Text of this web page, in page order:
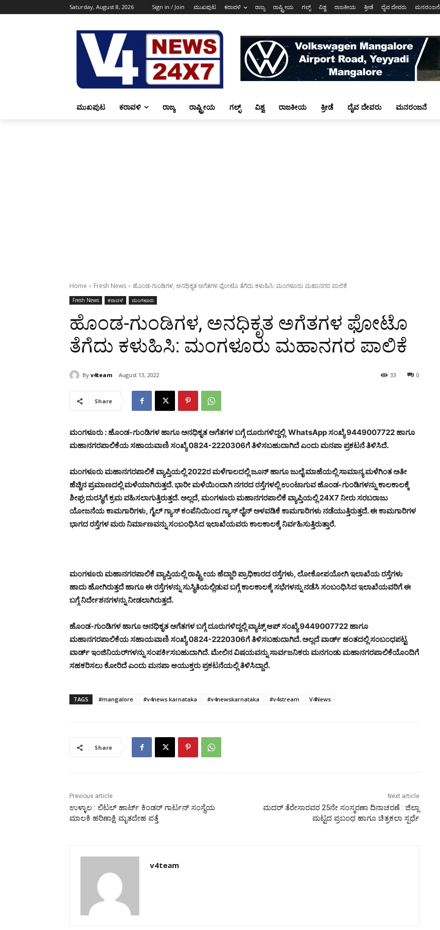
Saturday, August 8, 2026 Sign in / Join ಮುಖಪುಟ ಕರಾವಳಿ ರಾಜ್ಯ ರಾಷ್ಟ್ರೀಯ ಗಲ್ಫ್ ವಿಶ್ವ ರಾಜಕೀಯ ಕ್ರೀಡೆ ದೈವ ದೇವರು ಮನರಂಜನೆ
ಮುಖಪುಟ ಕರಾವಳಿ ರಾಜ್ಯ ರಾಷ್ಟ್ರೀಯ ಗಲ್ಫ್ ವಿಶ್ವ ರಾಜಕೀಯ ಕ್ರೀಡೆ ದೈವ ದೇವರು ಮನರಂಜನೆ
Home Fresh News ಹೊಂಡ-ಗುಂಡಿಗಳ, ಅನಧಿಕೃತ ಅಗೆತಗಳ ಫೋಟೊ ತೆಗೆದು ಕಳುಹಿಸಿ: ಮಂಗಳೂರು ಮಹಾನಗರ ಪಾಲಿಕೆ
Fresh News ಕರಾವಳಿ ಮಂಗಳೂರು
ಹೊಂಡ-ಗುಂಡಿಗಳ, ಅನಧಿಕೃತ ಅಗೆತಗಳ ಫೋಟೊ
ತೆಗೆದು ಕಳುಹಿಸಿ: ಮಂಗಳೂರು ಮಹಾನಗರ ಪಾಲಿಕೆ
By v4team August 13, 2022 0
33
Share
ಮಂಗಳೂರು : ಹೊಂಡ-ಗುಂಡಿಗಳ ಹಾಗೂ ಅನಧಿಕೃತ ಅಗೆತಗಳ ಬಗ್ಗೆ ದೂರುಗಳಿದ್ದಲ್ಲಿ WhatsApp ಸಂಖ್ಯೆ 9449007722 ಹಾಗೂ
ಮಹಾನಗರಪಾಲಿಕೆಯ ಸಹಾಯವಾಣಿ ಸಂಖ್ಯೆ 0824-2220306ಗೆ ತಿಳಿಸಬಹುದಾಗಿದೆ ಎಂದು ಮನಪಾ ಪ್ರಕಟನೆ ತಿಳಿಸಿದೆ.
ಮಂಗಳೂರು ಮಹಾನಗರಪಾಲಿಕೆ ವ್ಯಾಪ್ತಿಯಲ್ಲಿ 2022ರ ಮಳೆಗಾಲದಲ್ಲಿ ಜೂನ್ ಹಾಗೂ ಜುಲೈ ಮಾಹೆಯಲ್ಲಿ ಸಾಮಾನ್ಯ ಮಳೆಗಿಂತ ಅತೀ
ಹೆಚ್ಚಿನ ಪ್ರಮಾಣದಲ್ಲಿ ಮಳೆಯಾಗಿರುತ್ತದೆ. ಭಾರೀ ಮಳೆಯಿಂದಾಗಿ ನಗರದ ರಸ್ತೆಗಳಲ್ಲಿ ಉಂಟಾಗುವ ಹೊಂಡ-ಗುಂಡಿಗಳನ್ನು ಕಾಲಕಾಲಕ್ಕೆ
ಶೀಘ್ರ ದುರಸ್ಥಿಗೆ ಕ್ರಮ ವಹಿಸಲಾಗುತ್ತಿರುತ್ತದೆ. ಅಲ್ಲದೆ, ಮಂಗಳೂರು ಮಹಾನಗರಪಾಲಿಕೆ ವ್ಯಾಪ್ತಿಯಲ್ಲಿ 24X7 ನೀರು ಸರಬರಾಜು
ಯೋಜನೆಯ ಕಾಮಗಾರಿಗಳು, ಗೈಲ್ ಗ್ಯಾಸ್ ಕಂಪೆನಿಯಿಂದ ಗ್ಯಾಸ್ ಲೈನ್ ಅಳವಡಿಕೆ ಕಾಮಗಾರಿಗಳು ನಡೆಯುತ್ತಿರುತ್ತದೆ. ಈ ಕಾಮಗಾರಿಗಳ
ಭಾಗದ ರಸ್ತೆಗಳ ಮರು ನಿರ್ಮಾಣವನ್ನು ಸಂಬಂಧಿಸಿದ ಇಲಾಖೆಯವರು ಕಾಲಕಾಲಕ್ಕೆ ನಿರ್ವಹಿಸುತ್ತಿರುತ್ತಾರೆ.
ಮಂಗಳೂರು ಮಹಾನಗರಪಾಲಿಕೆ ವ್ಯಾಪ್ತಿಯಲ್ಲಿ ರಾಷ್ಟ್ರೀಯ ಹೆದ್ದಾರಿ ಪ್ರಾಧಿಕಾರದ ರಸ್ತೆಗಳು, ಲೋಕೋಪಯೋಗಿ ಇಲಾಖೆಯ ರಸ್ತೆಗಳು
ಹಾದು ಹೋಗಿರುತ್ತದೆ ಹಾಗೂ ಈ ರಸ್ತೆಗಳನ್ನು ಸುಸ್ಥಿತಿಯಲ್ಲಿಡುವ ಬಗ್ಗೆ ಕಾಲಕಾಲಕ್ಕೆ ಸಭೆಗಳನ್ನು ನಡೆಸಿ ಸಂಬಂಧಿಸಿದ ಇಲಾಖೆಯವರಿಗೆ ಈ
ಬಗ್ಗೆ ನಿರ್ದೇಶನಗಳನ್ನು ನೀಡಲಾಗಿರುತ್ತದೆ.
ಹೊಂಡ-ಗುಂಡಿಗಳ ಹಾಗೂ ಅನಧಿಕೃತ ಅಗೆತಗಳ ಬಗ್ಗೆ ದೂರುಗಳಿದ್ದಲ್ಲಿ ವ್ಯಾಟ್ಸ್ ಆಪ್ ಸಂಖ್ಯೆ 9449007722 ಹಾಗೂ
ಮಹಾನಗರಪಾಲಿಕೆಯ ಸಹಾಯವಾಣಿ ಸಂಖ್ಯೆ 0824-2220306ಗೆ ತಿಳಿಸಬಹುದಾಗಿದೆ. ಅಲ್ಲದೆ ವಾರ್ಡ್ ಹಂತದಲ್ಲಿ ಸಂಬಂಧಪಟ್ಟ
ವಾರ್ಡ್ ಇಂಜಿನಿಯರ್‌ಗಳನ್ನು ಸಂಪರ್ಕಿಸಬಹುದಾಗಿದೆ. ಮೇಲಿನ ವಿಷಯವನ್ನು ಸಾರ್ವಜನಿಕರು ಮನಗಂಡು ಮಹಾನಗರಪಾಲಿಕೆಯೊಂದಿಗೆ
ಸಹಕರಿಸಲು ಕೋರಿದೆ ಎಂದು ಮನಪಾ ಆಯುಕ್ತರು ಪ್ರಕಟನೆಯಲ್ಲಿ ತಿಳಿಸಿದ್ದಾರೆ.
TAGS #mangalore #v4news karnataka #v4newskarnataka #v4stream V4News
Share
Previous article
ಉಳ್ಳಾಲ : ಲಿಟಲ್ ಹಾರ್ಟ್ ಕಿಂಡರ್ ಗಾರ್ಟನ್ ಸಂಸ್ಥೆಯ
ಮಾಲಕಿ ಹರಿಣಾಕ್ಷಿ ಮೃತದೇಹ ಪತ್ತೆ
Next article
ಮದರ್‌ ತೆರೇಸಾರವರ 25ನೇ ಸಂಸ್ಮರಣಾ ದಿನಾಚರಣೆ : ಜಿಲ್ಲಾ
ಮಟ್ಟದ ಪ್ರಬಂಧ ಹಾಗೂ ಚಿತ್ರಕಲಾ ಸ್ಪರ್ಧೆ
v4team